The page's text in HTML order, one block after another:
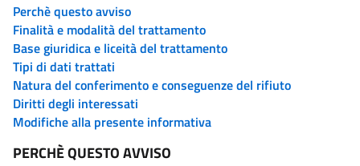
Perchè questo avviso
Finalità e modalità del trattamento
Base giuridica e liceità del trattamento
Tipi di dati trattati
Natura del conferimento e conseguenze del rifiuto
Diritti degli interessati
Modifiche alla presente informativa
PERCHÈ QUESTO AVVISO